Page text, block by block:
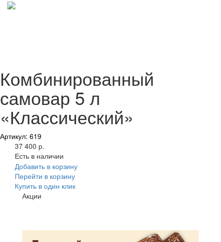
Комбинированный
самовар 5 л
«Классический»
Артикул: 619
37 400 р.
Есть в наличии
Добавить в корзину
Перейти в корзину
Купить в один клик
Акции